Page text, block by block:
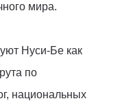
мира.
Нуси-Бе как
по
национальных